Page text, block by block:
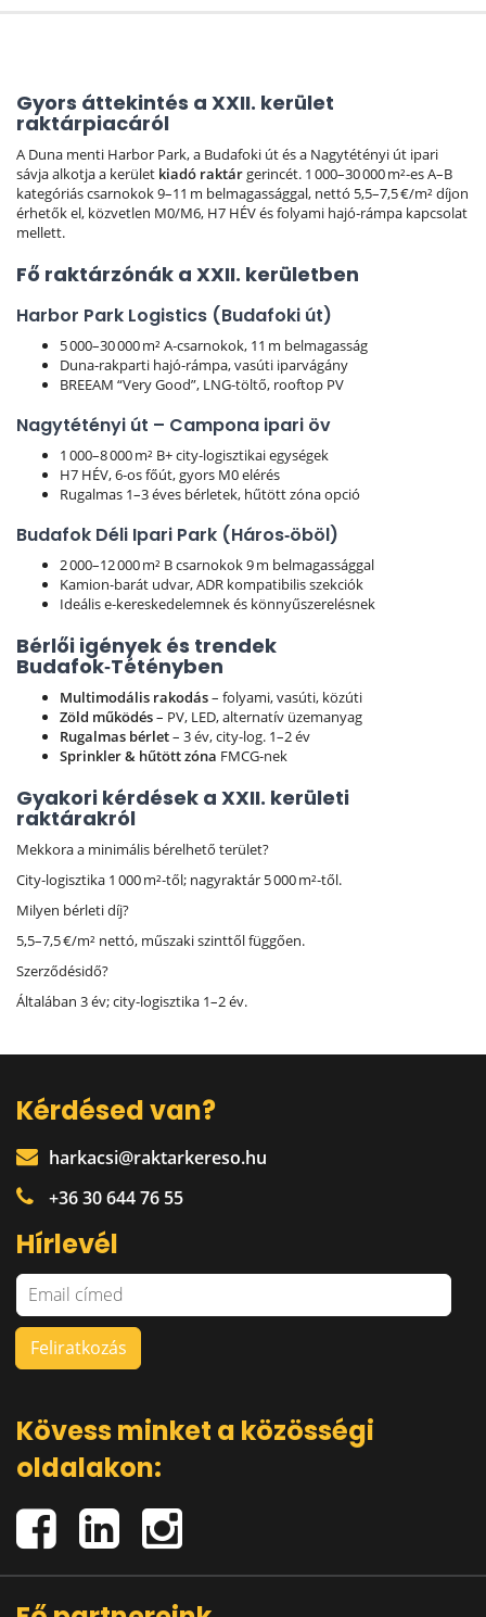
Gyors áttekintés a XXII. kerület
raktárpiacáról
A Duna menti Harbor Park, a Budafoki út és a Nagytétényi út ipari
sávja alkotja a kerület kiadó raktárgerincét. 1 000–30 000 m²‑es A–B
kategóriás csarnokok 9–11 m belmagassággal, nettó 5,5–7,5 €/m² díjon
érhetők el, közvetlen M0/M6, H7 HÉV és folyami hajó‑rámpa kapcsolat
mellett.
Fő raktárzónák a XXII. kerületben
Harbor Park Logistics (Budafoki út)
5 000–30 000 m² A‑csarnokok, 11 m belmagasság
Duna‑rakparti hajó‑rámpa, vasúti iparvágány
BREEAM “Very Good”, LNG‑töltő, rooftop PV
Nagytétényi út – Campona ipari öv
1 000–8 000 m² B+ city‑logisztikai egységek
H7 HÉV, 6‑os főút, gyors M0 elérés
Rugalmas 1–3 éves bérletek, hűtött zóna opció
Budafok Déli Ipari Park (Háros‑öböl)
2 000–12 000 m² B csarnokok 9 m belmagassággal
Kamion‑barát udvar, ADR kompatibilis szekciók
Ideális e‑kereskedelemnek és könnyűszerelésnek
Bérlői igények és trendek
Budafok‑Tétényben
Multimodális rakodás– folyami, vasúti, közúti
Zöld működés– PV, LED, alternatív üzemanyag
Rugalmas bérlet– 3 év, city‑log. 1–2 év
Sprinkler & hűtött zóna FMCG‑nek
Gyakori kérdések a XXII. kerületi
raktárakról
Mekkora a minimális bérelhető terület?
City‑logisztika 1 000 m²‑től; nagyraktár 5 000 m²‑től.
Milyen bérleti díj?
5,5–7,5 €/m² nettó, műszaki szinttől függően.
Szerződésidő?
Általában 3 év; city‑logisztika 1–2 év.
Kérdésed van?
harkacsi@raktarkereso.hu
+36 30 644 76 55
Hírlevél
Kövess minket a közösségi
oldalakon: